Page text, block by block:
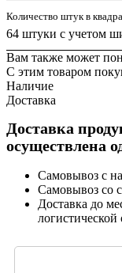
Количество штук в
64 штуки с учетом
Вам также может
С этим товаром
Наличие
Доставка
Доставка
осуществлена
Самовывоз с
Самовывоз со
Доставка до